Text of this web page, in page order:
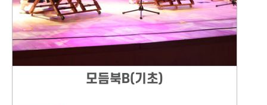
모듬북B(기초)